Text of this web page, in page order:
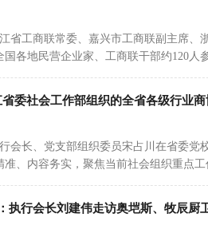
省工商联常委、嘉兴市工商联副主席
各地民营企业家、工商联干部约120人
委社会工作部组织的全省各级行业
会长、党支部组织委员宋占川在省委
、内容务实，聚焦当前社会组织重点
执行会长刘建伟走访奥垲斯、牧辰厨